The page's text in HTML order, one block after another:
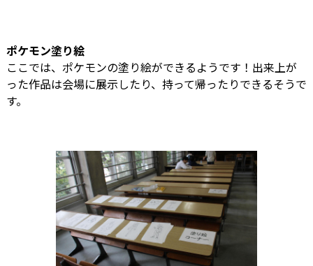
ポケモン塗り絵
ここでは、ポケモンの塗り絵ができるようです！出来上が
った作品は会場に展示したり、持って帰ったりできるそうで
す。